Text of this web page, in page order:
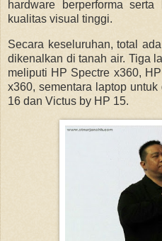
hardware berperforma
kualitas visual tinggi.
Secara keseluruhan, total
dikenalkan di tanah air. Tiga
meliputi HP Spectre x360,
x360, sementara laptop
16 dan Victus by HP 15.